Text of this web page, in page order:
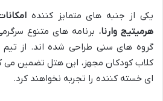
یکی از جنبه های متمایز کننده
هرمیتیج وارنا، برنامه های متنوع
گروه های سنی طراحی شده اند. از تیم
کلاب کودکان مجهز، این هتل تضمین می
ای خسته کننده را تجربه نخواهند کرد.